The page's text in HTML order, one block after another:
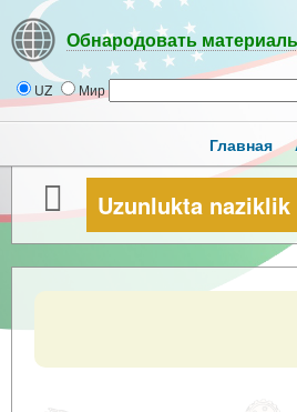
Обнародовать
UZ Мир
Главная
Uzunlukta naziklik